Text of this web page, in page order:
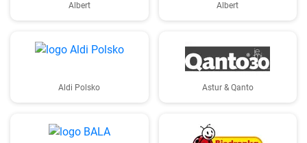
Albert Albert
Aldi Polsko Astur & Qanto